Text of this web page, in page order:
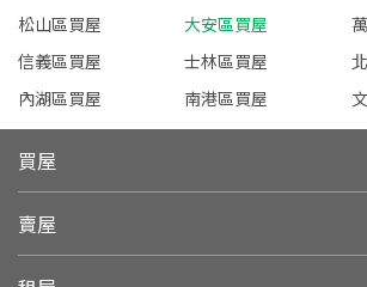
松山區買屋
大安區買屋
信義區買屋
士林區買屋
內湖區買屋
南港區買屋
買屋
賣屋